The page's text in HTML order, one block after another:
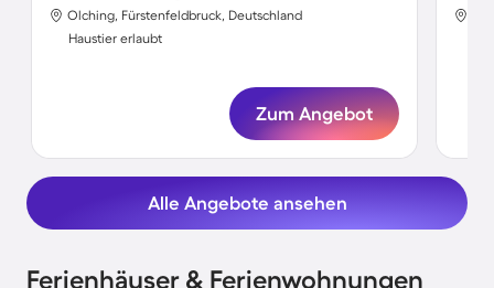
Olching, Fürstenfeldbruck, Deutschland
Haustier erlaubt
Zum Angebot
Alle Angebote ansehen
Ferienhäuser & Ferienwohnungen